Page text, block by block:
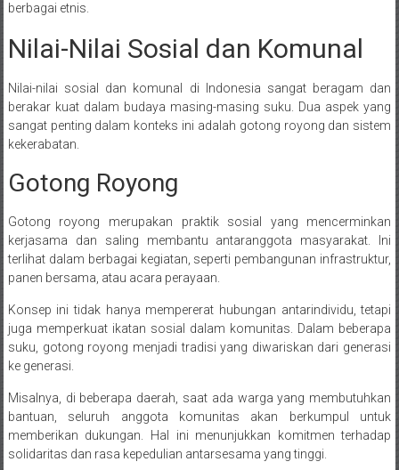
berbagai etnis.
Nilai-Nilai Sosial dan Komunal
Nilai-nilai sosial dan komunal di Indonesia sangat beragam dan
berakar kuat dalam budaya masing-masing suku. Dua aspek yang
sangat penting dalam konteks ini adalah gotong royong dan sistem
kekerabatan.
Gotong Royong
Gotong royong merupakan praktik sosial yang mencerminkan
kerjasama dan saling membantu antaranggota masyarakat. Ini
terlihat dalam berbagai kegiatan, seperti pembangunan infrastruktur,
panen bersama, atau acara perayaan.
Konsep ini tidak hanya mempererat hubungan antarindividu, tetapi
juga memperkuat ikatan sosial dalam komunitas. Dalam beberapa
suku, gotong royong menjadi tradisi yang diwariskan dari generasi
ke generasi.
Misalnya, di beberapa daerah, saat ada warga yang membutuhkan
bantuan, seluruh anggota komunitas akan berkumpul untuk
memberikan dukungan. Hal ini menunjukkan komitmen terhadap
solidaritas dan rasa kepedulian antarsesama yang tinggi.